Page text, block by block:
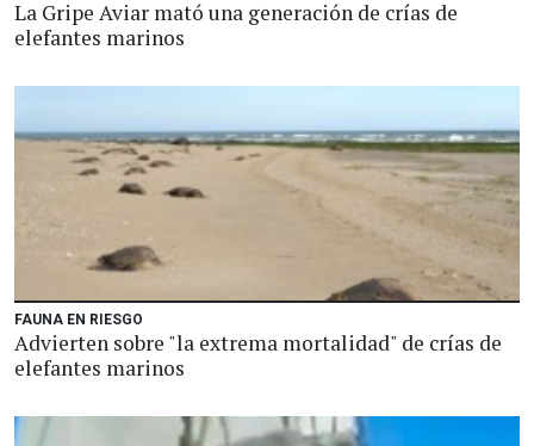
La Gripe Aviar mató una generación de crías de
elefantes marinos
FAUNA EN RIESGO
Advierten sobre "la extrema mortalidad" de crías de
elefantes marinos